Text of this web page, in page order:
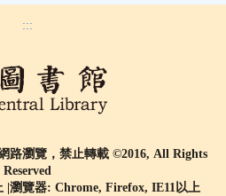
:::
路瀏覽，禁止轉載 ©2016, All Rights
Reserved
瀏覽器: Chrome, Firefox, IE11以上